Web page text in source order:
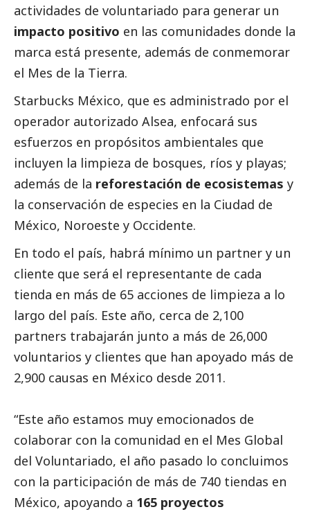
actividades de voluntariado para generar un
impacto positivo en las comunidades donde la
marca está presente, además de conmemorar
el Mes de la Tierra.
Starbucks México, que es administrado por el
operador autorizado Alsea, enfocará sus
esfuerzos en propósitos ambientales que
incluyen la limpieza de bosques, ríos y playas;
además de la reforestación de ecosistemas y
la conservación de especies en la Ciudad de
México, Noroeste y Occidente.
En todo el país, habrá mínimo un partner y un
cliente que será el representante de cada
tienda en más de 65 acciones de limpieza a lo
largo del país. Este año, cerca de 2,100
partners trabajarán junto a más de 26,000
voluntarios y clientes que han apoyado más de
2,900 causas en México desde 2011.
“Este año estamos muy emocionados de
colaborar con la comunidad en el Mes Global
del Voluntariado, el año pasado lo concluimos
con la participación de más de 740 tiendas en
México, apoyando a 165 proyectos